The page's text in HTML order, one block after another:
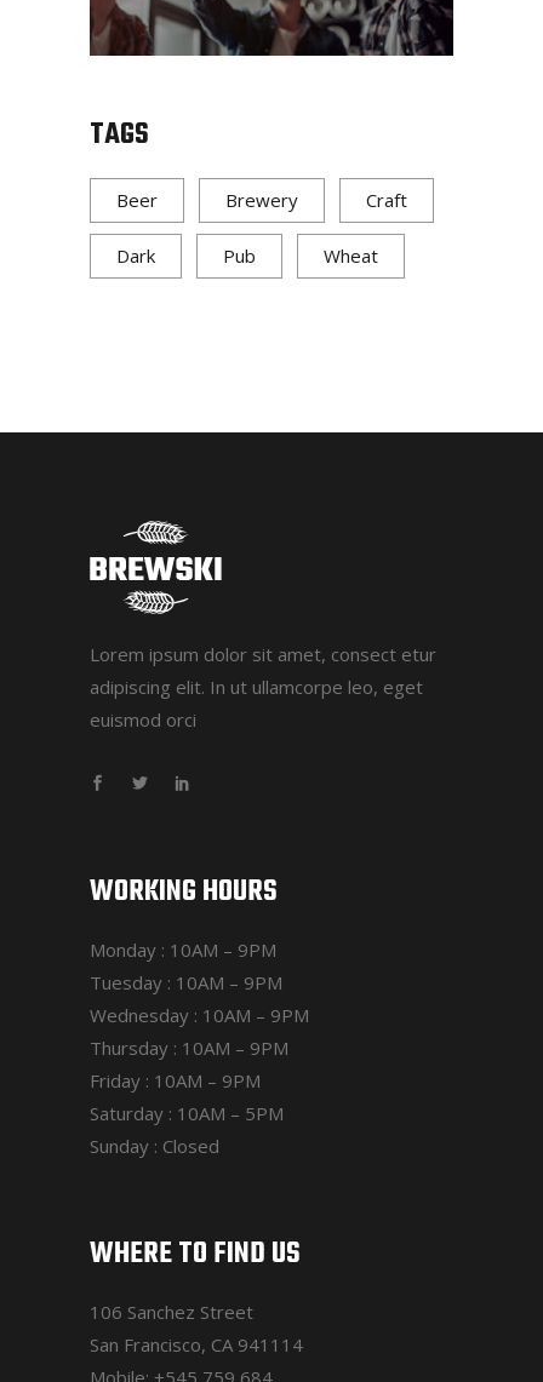
TAGS
Beer Brewery Craft
Dark Pub Wheat
Lorem ipsum dolor sit amet, consect etur
adipiscing elit. In ut ullamcorpe leo, eget
euismod orci
WORKING HOURS
Monday : 10AM – 9PM
Tuesday : 10AM – 9PM
Wednesday : 10AM – 9PM
Thursday : 10AM – 9PM
Friday : 10AM – 9PM
Saturday : 10AM – 5PM
Sunday : Closed
WHERE TO FIND US
106 Sanchez Street
San Francisco, CA 941114